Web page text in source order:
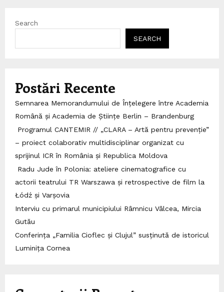
Search
SEARCH
Postări Recente
Semnarea Memorandumului de Înțelegere între Academia
Română și Academia de Științe Berlin – Brandenburg
Programul CANTEMIR // „CLARA – Artă pentru prevenție”
– proiect colaborativ multidisciplinar organizat cu
sprijinul ICR în România și Republica Moldova
Radu Jude în Polonia: ateliere cinematografice cu
actorii teatrului TR Warszawa și retrospective de film la
Łódź și Varșovia
Interviu cu primarul municipiului Râmnicu Vâlcea, Mircia
Gutău
Conferința „Familia Cioflec și Clujul” susținută de istoricul
Luminița Cornea